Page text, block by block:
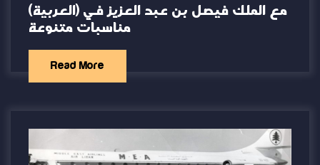
(العربية) مع الملك فيصل بن عبد العزيز في
مناسبات متنوعة
Read More